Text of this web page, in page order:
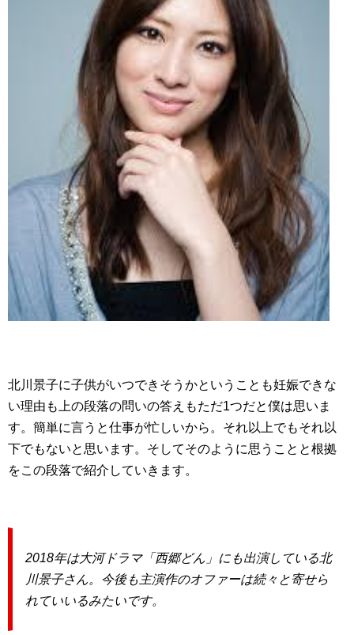
北川景子に子供がいつできそうかということも妊娠できな
い理由も上の段落の問いの答えもただ1つだと僕は思いま
す。簡単に言うと仕事が忙しいから。それ以上でもそれ以
下でもないと思います。そしてそのように思うことと根拠
をこの段落で紹介していきます。
2018年は大河ドラマ「西郷どん」にも出演している北
川景子さん。今後も主演作のオファーは続々と寄せら
れていいるみたいです。